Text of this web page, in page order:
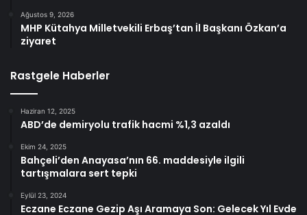
Ağustos 9, 2026
MHP Kütahya Milletvekili Erbaş’tan İl Başkanı Özkan’a
ziyaret
Rastgele Haberler
Haziran 12, 2025
ABD’de demiryolu trafik hacmi %1,3 azaldı
Ekim 24, 2025
Bahçeli’den Anayasa’nın 66. maddesiyle ilgili
tartışmalara sert tepki
Eylül 23, 2024
Eczane Eczane Gezip Aşı Aramaya Son: Gelecek Yıl Evde